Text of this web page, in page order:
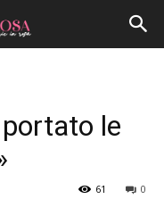
le
0
61